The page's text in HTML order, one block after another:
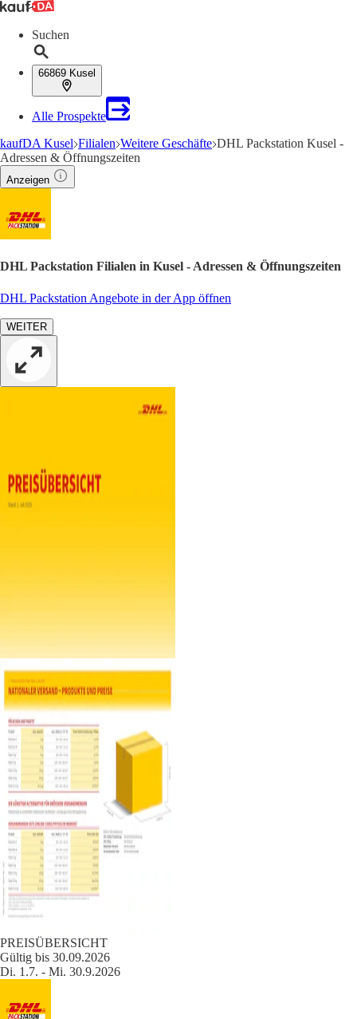
Suchen
66869 Kusel
Alle Prospekte
kaufDA Kusel Filialen Weitere Geschäfte DHL Packstation Kusel -
Adressen & Öffnungszeiten
Anzeigen
DHL Packstation Filialen in Kusel - Adressen & Öffnungszeiten
DHL Packstation Angebote in der App öffnen
WEITER
PREISÜBERSICHT
Gültig bis 30.09.2026
Di. 1.7. - Mi. 30.9.2026